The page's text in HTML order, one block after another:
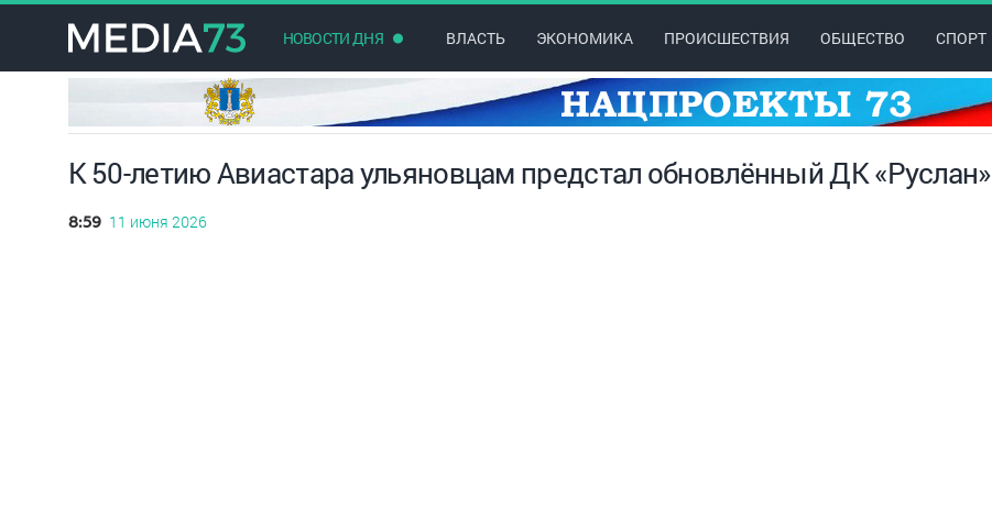
НОВОСТИ ДНЯ ВЛАСТЬ ЭКОНОМИКА ПРОИСШЕСТВИЯ ОБЩЕСТВО СПОРТ
К 50-летию Авиастара ульяновцам предстал обновлённый ДК «Руслан»
8:59 11 июня 2026